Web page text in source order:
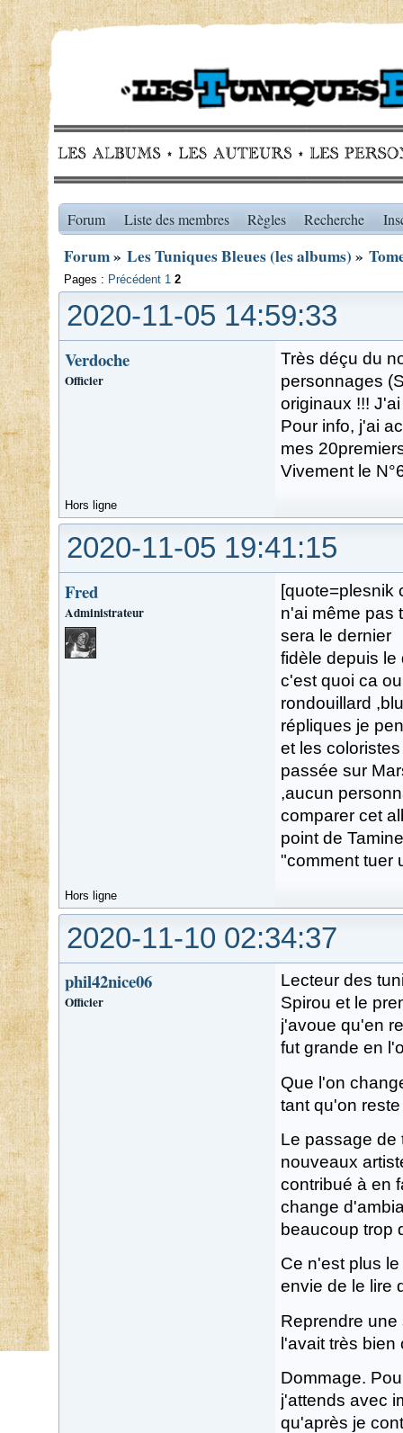
Forum Liste des membres Règles Recherche
Forum» Les Tuniques Bleues (les albums) »
Pages : Précédent 1 2
2020-11-05 14:59:33
Verdoche
Officier
Très déçu du
personnages
originaux !!!
Pour info, j'ai
mes
Vivement le
Hors ligne
2020-11-05 19:41:15
Fred
Administrateur
[quote=plesnik
n'ai même pas
sera le dernier
fidèle depuis le
c'est quoi ca
rondouillard
répliques je
et les
passée sur
,aucun
comparer cet
point de
"comment tuer
Hors ligne
2020-11-10 02:34:37
phil42nice06
Officier
Lecteur des
Spirou et le
j'avoue qu'en
fut grande en
Que l'on
tant qu'on
Le passage de
nouveaux
contribué à en
change
beaucoup trop
Ce n'est plus
envie de le lire
Reprendre
l'avait très bien
Dommage.
j'attends avec
qu'après je